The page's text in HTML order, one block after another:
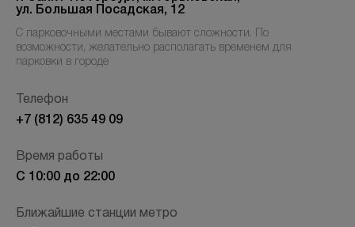
Контакты
+7 (800) 301 17 54
Москва , Тверская
5,0
м. Трубная,
ул. Большая Посадская, 12
С парковочными местами бывают сложности. По
возможности, желательно располагать временем для
парковки в городе
Телефон
+7 (812) 635 49 09
Время работы
С 10:00 до 22:00
Ближайшие станции метро